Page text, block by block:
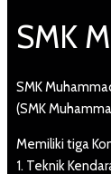
SMK
SMK
(SMK
Memiliki tiga
1. Teknik